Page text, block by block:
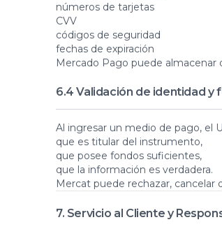
números de tarjetas
CVV
códigos de seguridad
fechas de expiración
Mercado Pago puede almacenar
6.4 Validación de identidad y
Al ingresar un medio de pago, el
que es titular del instrumento,
que posee fondos suficientes,
que la información es verdadera.
Mercat puede rechazar, cancelar
7. Servicio al Cliente y